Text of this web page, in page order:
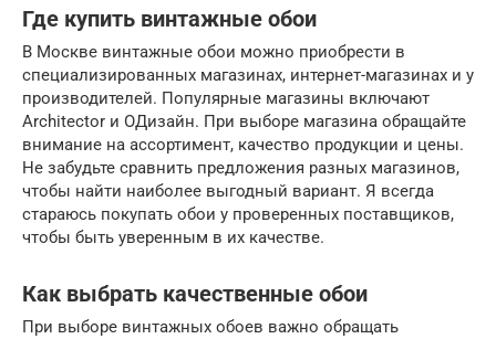
Где купить винтажные обои
В Москве винтажные обои можно приобрести в
специализированных магазинах, интернет-магазинах и у
производителей. Популярные магазины включают
Architector и ОДизайн. При выборе магазина обращайте
внимание на ассортимент, качество продукции и цены.
Не забудьте сравнить предложения разных магазинов,
чтобы найти наиболее выгодный вариант. Я всегда
стараюсь покупать обои у проверенных поставщиков,
чтобы быть уверенным в их качестве.
Как выбрать качественные обои
При выборе винтажных обоев важно обращать